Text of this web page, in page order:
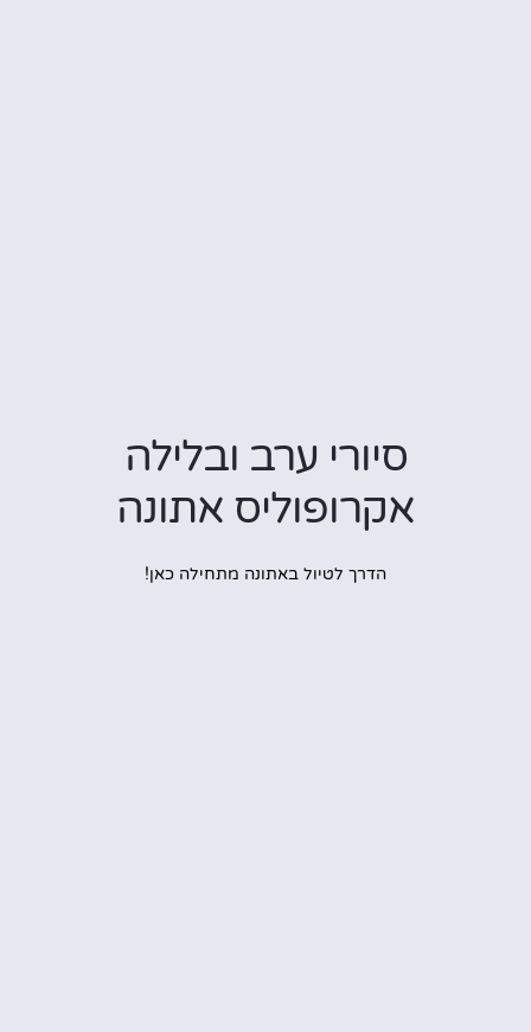
סיורי ערב ובלילה
אקרופוליס אתונה
הדרך לטיול באתונה מתחילה כאן!